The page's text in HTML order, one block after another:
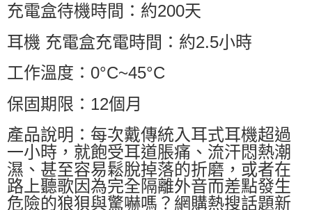
充電盒待機時間：約200天
耳機 充電盒充電時間：約2.5小時
工作溫度：0°C~45°C
保固期限：12個月
產品說明：每次戴傳統入耳式耳機超過
一小時，就飽受耳道脹痛、流汗悶熱潮
濕、甚至容易鬆脫掉落的折磨，或者在
路上聽歌因為完全隔離外音而差點發生
危險的狼狽與驚嚇嗎？網購熱搜話題新